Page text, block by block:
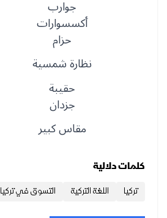
جوارب
أكسسوارات
حزام
نظارة شمسية
حقيبة
جزدان
مقاس كبير
كلمات دلالية
تركيا اللغة التركية التسوق في تركيا